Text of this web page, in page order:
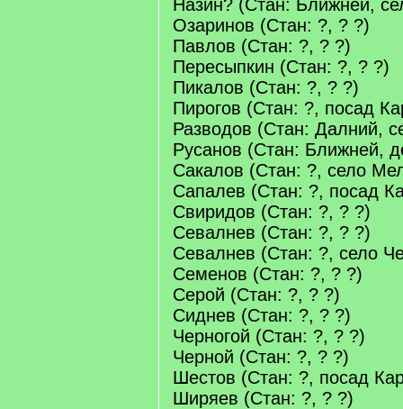
Назин? (Стан: Ближней,
Озаринов (Стан: ?, ? ?)
Павлов (Стан: ?, ? ?)
Пересыпкин (Стан: ?, ? ?)
Пикалов (Стан: ?, ? ?)
Пирогов (Стан: ?, посад
Разводов (Стан: Далний,
Русанов (Стан: Ближней,
Сакалов (Стан: ?, село
Сапалев (Стан: ?, посад
Свиридов (Стан: ?, ? ?)
Севалнев (Стан: ?, ? ?)
Севалнев (Стан: ?, село
Семенов (Стан: ?, ? ?)
Серой (Стан: ?, ? ?)
Сиднев (Стан: ?, ? ?)
Черногой (Стан: ?, ? ?)
Черной (Стан: ?, ? ?)
Шестов (Стан: ?, посад
Ширяев (Стан: ?, ? ?)